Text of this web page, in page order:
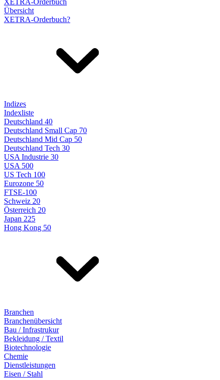
XETRA-Orderbuch
Übersicht
XETRA-Orderbuch?
Indizes
Indexliste
Deutschland 40
Deutschland Small Cap 70
Deutschland Mid Cap 50
Deutschland Tech 30
USA Industrie 30
USA 500
US Tech 100
Eurozone 50
FTSE-100
Schweiz 20
Österreich 20
Japan 225
Hong Kong 50
Branchen
Branchenübersicht
Bau / Infrastrukur
Bekleidung / Textil
Biotechnologie
Chemie
Dienstleistungen
Eisen / Stahl